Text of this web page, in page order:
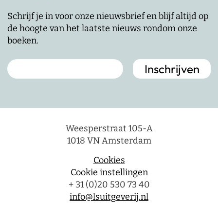
Schrijf je in voor onze nieuwsbrief en blijf altijd op
de hoogte van het laatste nieuws rondom onze
boeken.
Weesperstraat 105-A
1018 VN Amsterdam
Cookies
Cookie instellingen
+ 31 (0)20 530 73 40
info@lsuitgeverij.nl